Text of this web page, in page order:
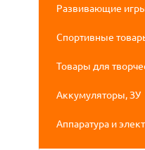
Развивающие
Спортивные
Товары для
Аккумуляторы, ЗУ
Аппаратура и